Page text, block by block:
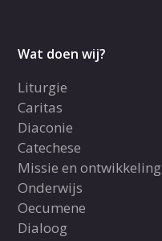
Wat doen wij?
Liturgie
Caritas
Diaconie
Catechese
Missie en ontwikkeling
Onderwijs
Oecumene
Dialoog